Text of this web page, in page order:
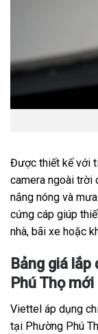
Được thiết kế với
camera ngoài trời
nắng nóng và
cứng cáp giúp
nhà, bãi xe hoặc
Bảng giá
Phú Thọ
Viettel áp dụng
tại Phường Phú